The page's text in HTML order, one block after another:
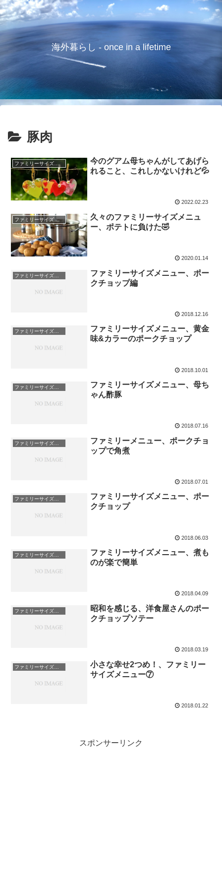
海外暮らし - once in a lifetime
豚肉
ファミリーサイズの献立
今のグアム母ちゃんがしてあげら
れること、これしかないけれど💦
2022.02.23
ファミリーサイズの献立
久々のファミリーサイズメニュ
ー、ポテトに負けた🤣
2020.01.14
ファミリーサイズメニュー、ポー
クチョップ編
2018.12.16
ファミリーサイズの献立
ファミリーサイズメニュー、黄金
味&カラーのポークチョップ
2018.10.01
ファミリーサイズメニュー、母ち
ゃん酢豚
2018.07.16
ファミリーメニュー、ポークチョ
ップで角煮
2018.07.01
ファミリーサイズの献立
ファミリーサイズメニュー、ポー
クチョップ
2018.06.03
ファミリーサイズメニュー、煮も
のが楽で簡単
2018.04.09
昭和を感じる、洋食屋さんのポー
クチョップソテー
2018.03.19
小さな幸せ2つめ！、ファミリー
サイズメニュー⑦
2018.01.22
スポンサーリンク